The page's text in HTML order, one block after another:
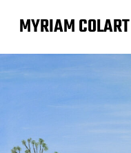
MYRIAM COLART